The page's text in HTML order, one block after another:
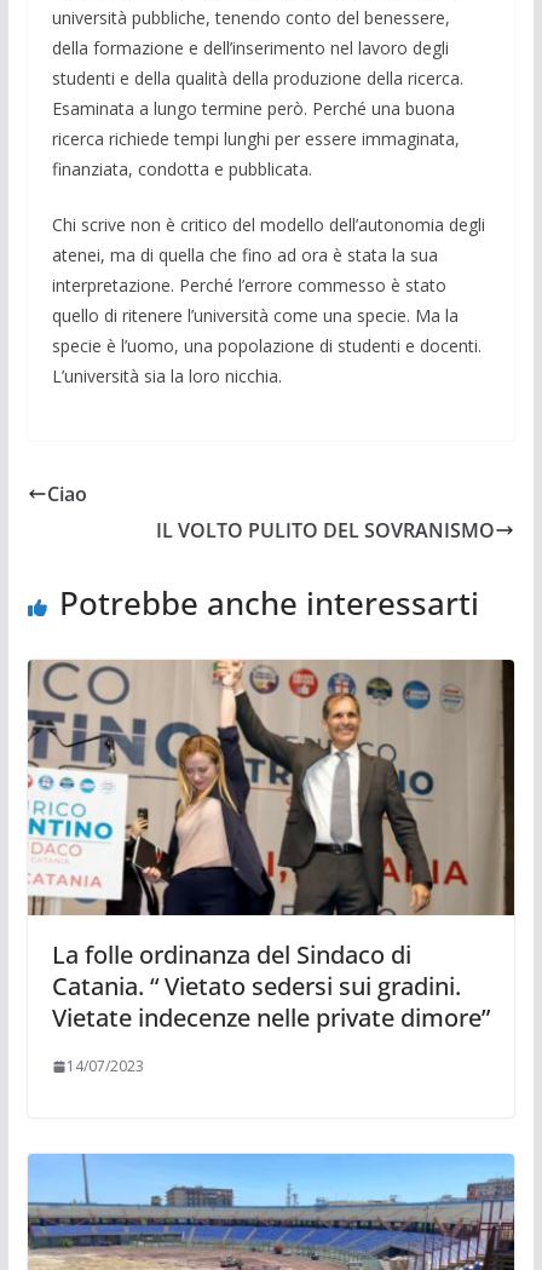
università pubbliche, tenendo conto del benessere,
della formazione e dell’inserimento nel lavoro degli
studenti e della qualità della produzione della ricerca.
Esaminata a lungo termine però. Perché una buona
ricerca richiede tempi lunghi per essere immaginata,
finanziata, condotta e pubblicata.
Chi scrive non è critico del modello dell’autonomia degli
atenei, ma di quella che fino ad ora è stata la sua
interpretazione. Perché l’errore commesso è stato
quello di ritenere l’università come una specie. Ma la
specie è l’uomo, una popolazione di studenti e docenti.
L’università sia la loro nicchia.
Ciao
IL VOLTO PULITO DEL SOVRANISMO
Potrebbe anche interessarti
La folle ordinanza del Sindaco di
Catania. “ Vietato sedersi sui gradini.
Vietate indecenze nelle private dimore”
14/07/2023